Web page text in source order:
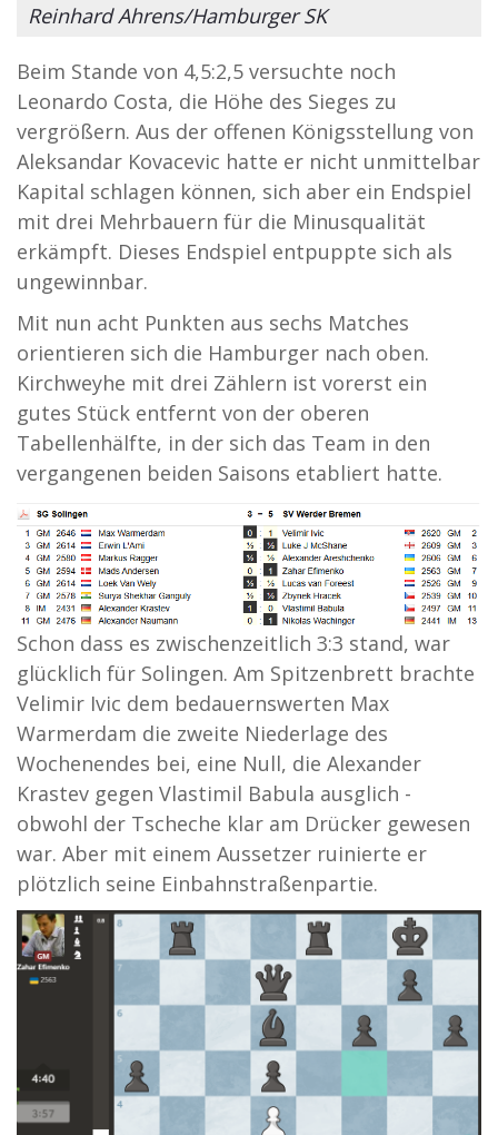
Reinhard Ahrens/Hamburger SK
Beim Stande von 4,5:2,5 versuchte noch
Leonardo Costa, die Höhe des Sieges zu
vergrößern. Aus der offenen Königsstellung von
Aleksandar Kovacevic hatte er nicht unmittelbar
Kapital schlagen können, sich aber ein Endspiel
mit drei Mehrbauern für die Minusqualität
erkämpft. Dieses Endspiel entpuppte sich als
ungewinnbar.
Mit nun acht Punkten aus sechs Matches
orientieren sich die Hamburger nach oben.
Kirchweyhe mit drei Zählern ist vorerst ein
gutes Stück entfernt von der oberen
Tabellenhälfte, in der sich das Team in den
vergangenen beiden Saisons etabliert hatte.
Schon dass es zwischenzeitlich 3:3 stand, war
glücklich für Solingen. Am Spitzenbrett brachte
Velimir Ivic dem bedauernswerten Max
Warmerdam die zweite Niederlage des
Wochenendes bei, eine Null, die Alexander
Krastev gegen Vlastimil Babula ausglich -
obwohl der Tscheche klar am Drücker gewesen
war. Aber mit einem Aussetzer ruinierte er
plötzlich seine Einbahnstraßenpartie.